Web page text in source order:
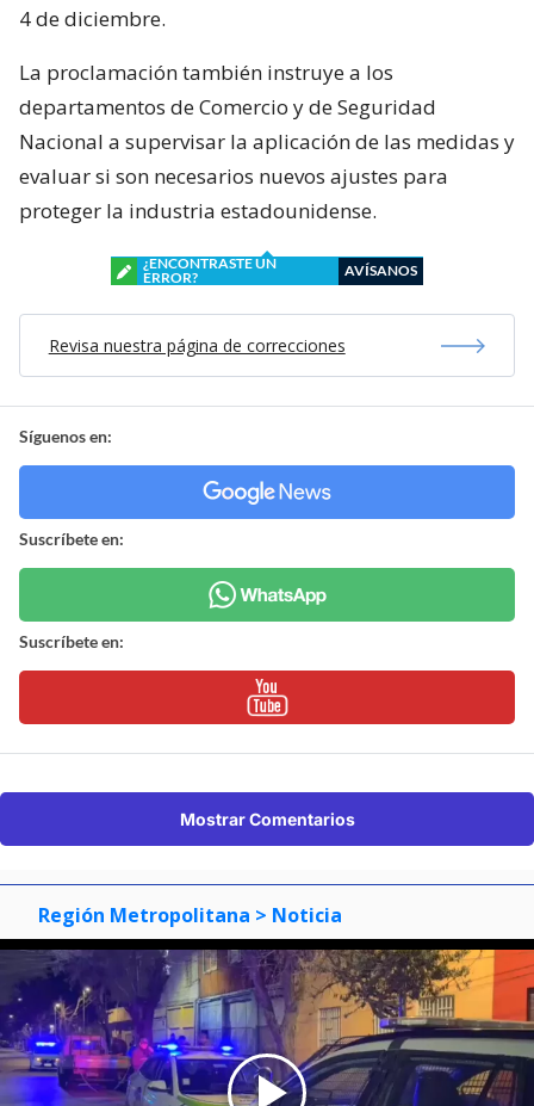
4 de diciembre.
La proclamación también instruye a los
departamentos de Comercio y de Seguridad
Nacional a supervisar la aplicación de las medidas y
evaluar si son necesarios nuevos ajustes para
proteger la industria estadounidense.
¿ENCONTRASTE UN
ERROR?
AVÍSANOS
Revisa nuestra página de correcciones
Síguenos en:
Suscríbete en:
Suscríbete en:
Mostrar Comentarios
Región Metropolitana > Noticia